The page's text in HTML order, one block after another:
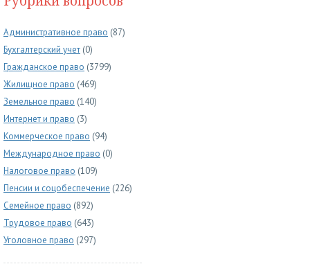
Административное право (87)
Бухгалтерский учет (0)
Гражданское право (3799)
Жилищное право (469)
Земельное право (140)
Интернет и право (3)
Коммерческое право (94)
Международное право (0)
Налоговое право (109)
Пенсии и соцобеспечение (226)
Семейное право (892)
Трудовое право (643)
Уголовное право (297)